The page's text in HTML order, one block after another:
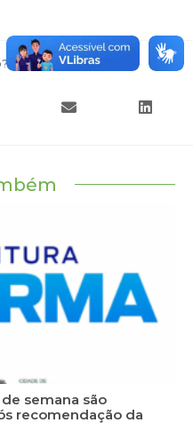
Entre em contato
semana são
recomendação da